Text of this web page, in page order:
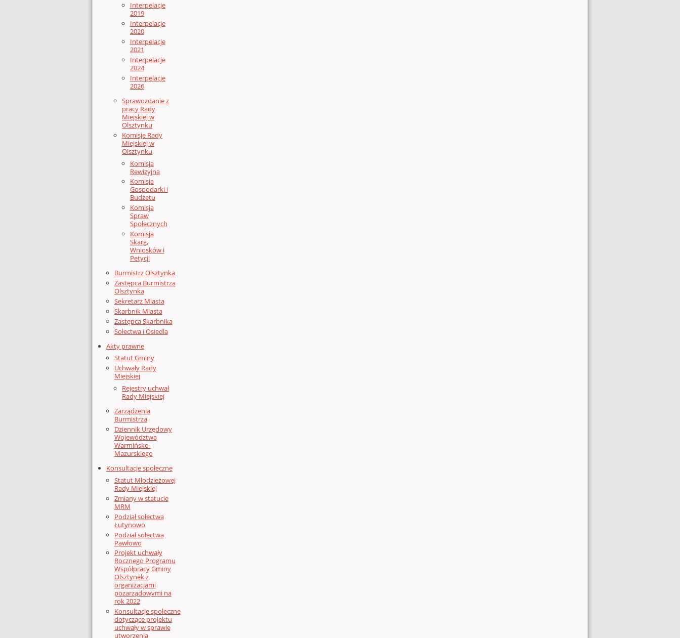
Interpelacje
2019
Interpelacje
2020
Interpelacje
2021
Interpelacje
2024
Interpelacje
2026
Sprawozdanie z
pracy Rady
Miejskiej w
Olsztynku
Komisje Rady
Miejskiej w
Olsztynku
Komisja
Rewizyjna
Komisja
Gospodarki i
Budżetu
Komisja
Spraw
Społecznych
Komisja
Skarg,
Wniosków i
Petycji
Burmistrz Olsztynka
Zastępca Burmistrza
Olsztynka
Sekretarz Miasta
Skarbnik Miasta
Zastępca Skarbnika
Sołectwa i Osiedla
Akty prawne
Statut Gminy
Uchwały Rady
Miejskiej
Rejestry uchwał
Rady Miejskiej
Zarządzenia
Burmistrza
Dziennik Urzędowy
Województwa
Warmińsko-
Mazurskiego
Konsultacje społeczne
Statut Młodzieżowej
Rady Miejskiej
Zmiany w statucie
MRM
Podział sołectwa
Łutynowo
Podział sołectwa
Pawłowo
Projekt uchwały
Rocznego Programu
Współpracy Gminy
Olsztynek z
organizacjami
pozarządowymi na
rok 2022
Konsultacje społeczne
dotyczące projektu
uchwały w sprawie
utworzenia